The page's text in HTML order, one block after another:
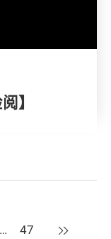
】
… 47 下一页